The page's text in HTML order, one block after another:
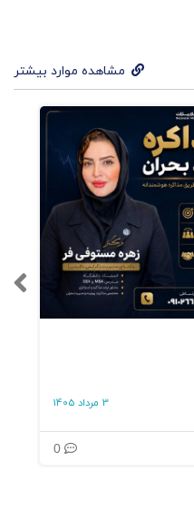
مشاهده موارد بیشتر
3 مرداد 1405